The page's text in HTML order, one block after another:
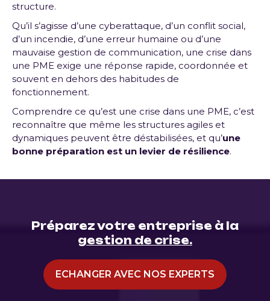
structure.
Qu’il s’agisse d’une cyberattaque, d’un conflit social,
d’un incendie, d’une erreur humaine ou d’une
mauvaise gestion de communication, une crise dans
une PME exige une réponse rapide, coordonnée et
souvent en dehors des habitudes de
fonctionnement.
Comprendre ce qu’est une crise dans une PME, c’est
reconnaître que même les structures agiles et
dynamiques peuvent être déstabilisées, et qu’une
bonne préparation est un levier de résilience.
Préparez votre entreprise à la
gestion de crise.
ECHANGER AVEC NOS EXPERTS